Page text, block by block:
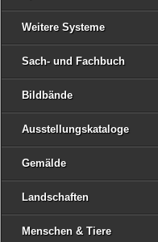
Weitere Systeme
Sach- und Fachbuch
Bildbände
Ausstellungskataloge
Gemälde
Landschaften
Menschen & Tiere